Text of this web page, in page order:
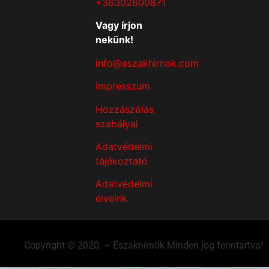
+36302600871
Vagy írjon
nekünk!
info@eszakhirnok.com
Impresszum
Hozzászólás
szabályai
Adatvédelmi
tájékoztató
Adatvédelmi
elveink
Copyright © 2020. – Északhírnök Minden jog fenntartva!